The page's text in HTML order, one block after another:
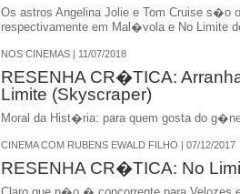
Os astros Angelina Jolie e Tom Cruise s�o
respectivamente em Mal�vola e No Limite
NOS CINEMAS | 11/07/2018
RESENHA CR�TICA:
Limite (Skyscraper)
Moral da Hist�ria: para quem gosta do
CINEMA COM RUBENS EWALD FILHO | 07/12/2017
RESENHA CR�TICA: No